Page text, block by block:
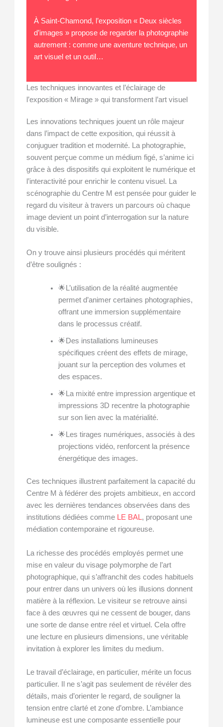
À Saint-Chamond, l’exposition « Deux siècles
d’images » propose de regarder la photographie
autrement : comme une aventure technique, un
art visuel et un outil…
Les techniques innovantes et l’éclairage de
l’exposition « Mirage » qui transforment l’art visuel
Les innovations techniques jouent un rôle majeur
dans l’impact de cette exposition, qui réussit à
conjuguer tradition et modernité. La photographie,
souvent perçue comme un médium figé, s’anime ici
grâce à des dispositifs qui exploitent le numérique et
l’interactivité pour enrichir le contenu visuel. La
scénographie du Centre M est pensée pour guider le
regard du visiteur à travers un parcours où chaque
image devient un point d’interrogation sur la nature
du visible.
On y trouve ainsi plusieurs procédés qui méritent
d’être soulignés :
🌟L’utilisation de la réalité augmentée
permet d’animer certaines photographies,
offrant une immersion supplémentaire
dans le processus créatif.
🌟Des installations lumineuses
spécifiques créent des effets de mirage,
jouant sur la perception des volumes et
des espaces.
🌟La mixité entre impression argentique et
impressions 3D recentre la photographie
sur son lien avec la matérialité.
🌟Les tirages numériques, associés à des
projections vidéo, renforcent la présence
énergétique des images.
Ces techniques illustrent parfaitement la capacité du
Centre M à fédérer des projets ambitieux, en accord
avec les dernières tendances observées dans des
institutions dédiées comme LE BAL, proposant une
médiation contemporaine et rigoureuse.
La richesse des procédés employés permet une
mise en valeur du visage polymorphe de l’art
photographique, qui s’affranchit des codes habituels
pour entrer dans un univers où les illusions donnent
matière à la réflexion. Le visiteur se retrouve ainsi
face à des œuvres qui ne cessent de bouger, dans
une sorte de danse entre réel et virtuel. Cela offre
une lecture en plusieurs dimensions, une véritable
invitation à explorer les limites du medium.
Le travail d’éclairage, en particulier, mérite un focus
particulier. Il ne s’agit pas seulement de révéler des
détails, mais d’orienter le regard, de souligner la
tension entre clarté et zone d’ombre. L’ambiance
lumineuse est une composante essentielle pour